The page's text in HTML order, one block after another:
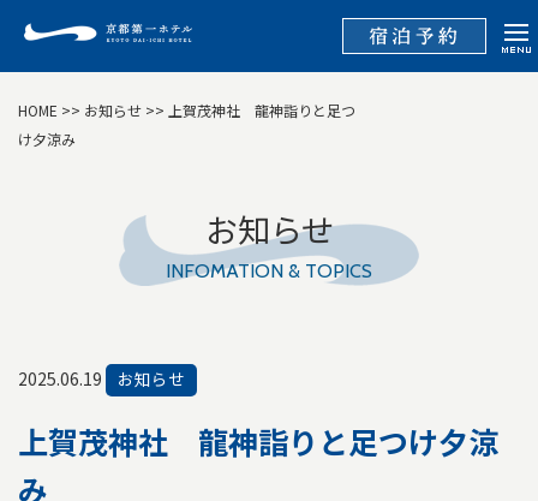
HOME >> お知らせ >> 上賀茂神社 龍神詣りと足つ
け夕涼み
お知らせ
INFOMATION & TOPICS
2025.06.19 お知らせ
上賀茂神社 龍神詣りと足つけ夕涼
み